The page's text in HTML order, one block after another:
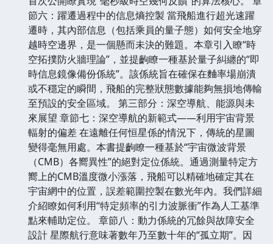
節六：躍遷過程中的信息熵控製 當飛船進行超光速躍
遷時，其內部信息（包括乘員的量子態）如何安全地穿
越時空邊界，是一個懸而未決的難題。本章引入瞭“時
空拓撲防火牆理論”，並提齣瞭一種基於量子糾纏的“即
時信息鏡像備份係統”。該係統旨在確保在麯率場崩潰
或不穩定的瞬間，飛船的完整狀態數據能夠無損地傳輸
至預設的安全區域。 第三部分：深空導航、能源與未
來展望 章節七：深空導航的新範式——利用宇宙背景
輻射的偏差 在遠離任何恒星係的情況下，傳統的星圖
變得毫無用處。本書提齣瞭一種基於“宇宙微波背景
（CMB）各嚮異性”的絕對定位係統。通過測量特定方
嚮上的CMB溫度微小漲落，飛船可以精確地確定其在
宇宙網中的位置，誤差範圍控製在數光年內。我們詳細
介紹瞭如何利用“特定頻率的引力波脈衝”作為人工基準
點來輔助定位。 章節八：動力係統的冗餘與故障安全
設計 星際航行意味著數年乃至數十年的“孤立期”。因